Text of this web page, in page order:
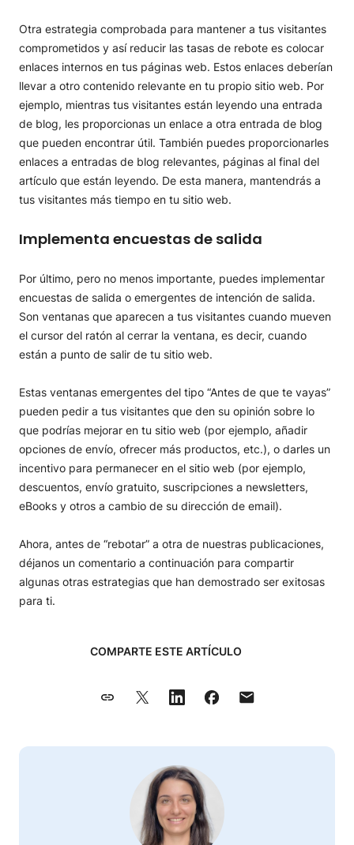
Otra estrategia comprobada para mantener a tus visitantes
comprometidos y así reducir las tasas de rebote es colocar
enlaces internos en tus páginas web. Estos enlaces deberían
llevar a otro contenido relevante en tu propio sitio web. Por
ejemplo, mientras tus visitantes están leyendo una entrada
de blog, les proporcionas un enlace a otra entrada de blog
que pueden encontrar útil. También puedes proporcionarles
enlaces a entradas de blog relevantes, páginas al final del
artículo que están leyendo. De esta manera, mantendrás a
tus visitantes más tiempo en tu sitio web.
Implementa encuestas de salida
Por último, pero no menos importante, puedes implementar
encuestas de salida o emergentes de intención de salida.
Son ventanas que aparecen a tus visitantes cuando mueven
el cursor del ratón al cerrar la ventana, es decir, cuando
están a punto de salir de tu sitio web.
Estas ventanas emergentes del tipo “Antes de que te vayas”
pueden pedir a tus visitantes que den su opinión sobre lo
que podrías mejorar en tu sitio web (por ejemplo, añadir
opciones de envío, ofrecer más productos, etc.), o darles un
incentivo para permanecer en el sitio web (por ejemplo,
descuentos, envío gratuito, suscripciones a newsletters,
eBooks y otros a cambio de su dirección de email).
Ahora, antes de “rebotar” a otra de nuestras publicaciones,
déjanos un comentario a continuación para compartir
algunas otras estrategias que han demostrado ser exitosas
para ti.
COMPARTE ESTE ARTÍCULO